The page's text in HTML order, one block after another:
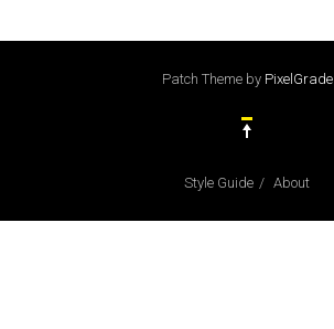
Patch Theme by PixelGrade
Style Guide About